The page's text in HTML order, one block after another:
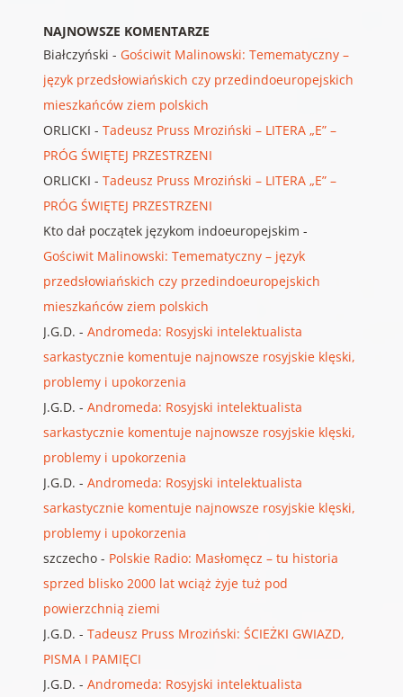
NAJNOWSZE KOMENTARZE
Białczyński - Gościwit Malinowski: Temematyczny –
język przedsłowiańskich czy przedindoeuropejskich
mieszkańców ziem polskich
ORLICKI - Tadeusz Pruss Mroziński – LITERA „E” –
PRÓG ŚWIĘTEJ PRZESTRZENI
ORLICKI - Tadeusz Pruss Mroziński – LITERA „E” –
PRÓG ŚWIĘTEJ PRZESTRZENI
Kto dał początek językom indoeuropejskim -
Gościwit Malinowski: Temematyczny – język
przedsłowiańskich czy przedindoeuropejskich
mieszkańców ziem polskich
J.G.D. - Andromeda: Rosyjski intelektualista
sarkastycznie komentuje najnowsze rosyjskie klęski,
problemy i upokorzenia
J.G.D. - Andromeda: Rosyjski intelektualista
sarkastycznie komentuje najnowsze rosyjskie klęski,
problemy i upokorzenia
J.G.D. - Andromeda: Rosyjski intelektualista
sarkastycznie komentuje najnowsze rosyjskie klęski,
problemy i upokorzenia
szczecho- Polskie Radio: Masłomęcz – tu historia
sprzed blisko 2000 lat wciąż żyje tuż pod
powierzchnią ziemi
J.G.D. - Tadeusz Pruss Mroziński: ŚCIEŻKI GWIAZD,
PISMA I PAMIĘCI
J.G.D. - Andromeda: Rosyjski intelektualista